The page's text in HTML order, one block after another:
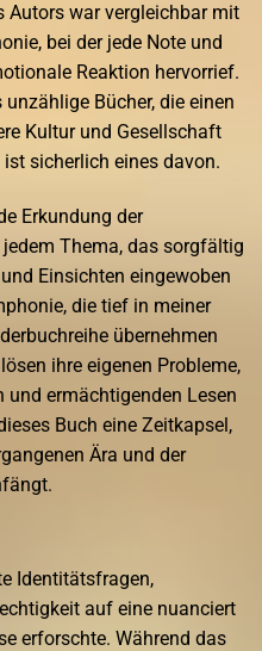
Autors war vergleichbar mit
bei der jede Note und
Reaktion hervorrief.
Bücher, die einen
Kultur und Gesellschaft
sicherlich eines davon.
Erkundung der
Thema, das sorgfältig
Einsichten eingewoben
die tief in meiner
übernehmen
ihre eigenen Probleme,
und ermächtigenden Lesen
Buch eine Zeitkapsel,
Ära und der
Identitätsfragen,
auf eine nuanciert
erforschte. Während das